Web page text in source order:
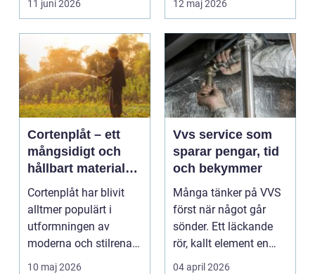
11 juni 2026 12 maj 2026
Cortenplåt – ett
mångsidigt och
hållbart material
för din trädgård
Cortenplåt har blivit
alltmer populärt i
utformningen av
moderna och stilrena
trädg&...
10 maj 2026
Vvs service som
sparar pengar, tid
och bekymmer
Många tänker på VVS
först när något går
sönder. Ett läckande
rör, kallt element en
vintermorgon elle...
04 april 2026